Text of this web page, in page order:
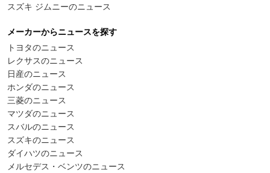
スズキ ジムニーのニュース
メーカーからニュースを探す
トヨタのニュース
レクサスのニュース
日産のニュース
ホンダのニュース
三菱のニュース
マツダのニュース
スバルのニュース
スズキのニュース
ダイハツのニュース
メルセデス・ベンツのニュース